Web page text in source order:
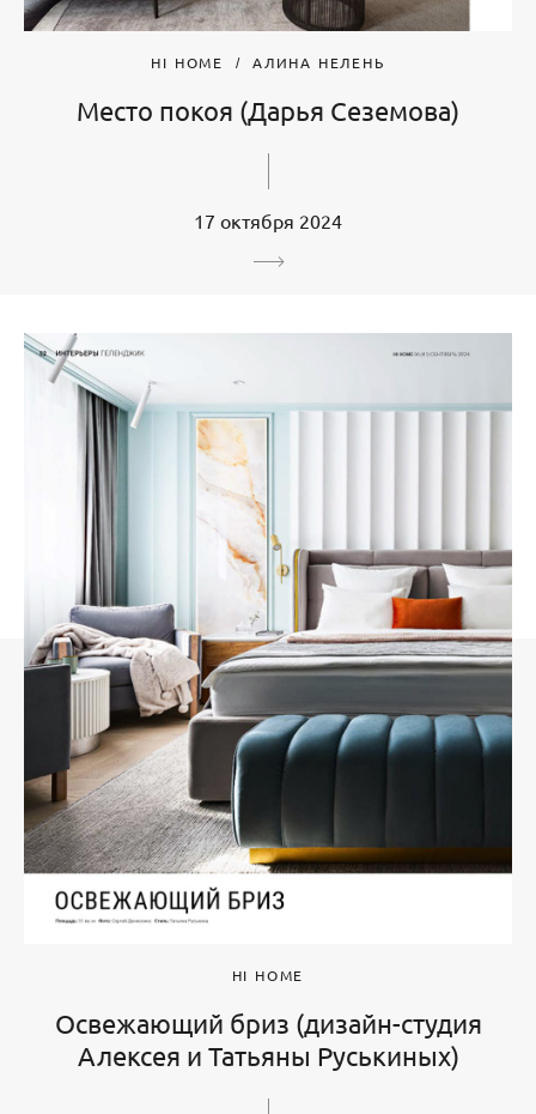
HI HOME АЛИНА НЕЛЕНЬ
Место покоя (Дарья Сеземова)
17 октября 2024
HI HOME
Освежающий бриз (дизайн-студия
Алексея и Татьяны Руськиных)